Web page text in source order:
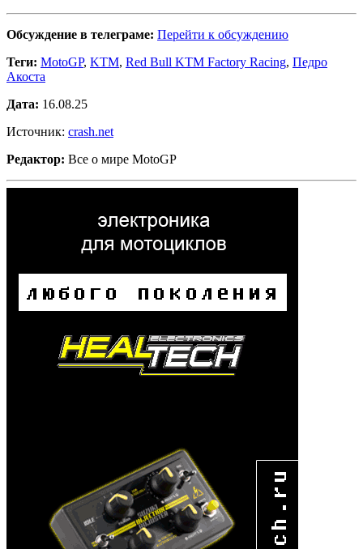
Обсуждение в телеграме: Перейти к обсуждению
Теги: MotoGP, KTM, Red Bull KTM Factory Racing, Педро
Акоста
Дата: 16.08.25
Источник: crash.net
Редактор: Все о мире MotoGP